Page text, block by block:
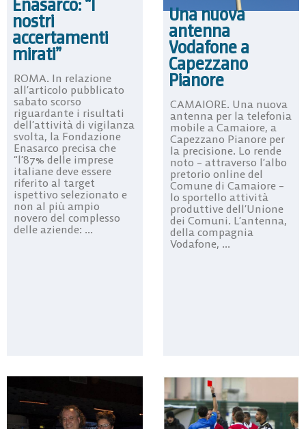
Enasarco: “I
nostri
accertamenti
mirati”
ROMA. In relazione
all’articolo pubblicato
sabato scorso
riguardante i risultati
dell’attività di vigilanza
svolta, la Fondazione
Enasarco precisa che
“l’87% delle imprese
italiane deve essere
riferito al target
ispettivo selezionato e
non al più ampio
novero del complesso
delle aziende: ...
Una nuova
antenna
Vodafone a
Capezzano
Pianore
CAMAIORE. Una nuova
antenna per la telefonia
mobile a Camaiore, a
Capezzano Pianore per
la precisione. Lo rende
noto – attraverso l’albo
pretorio online del
Comune di Camaiore –
lo sportello attività
produttive dell’Unione
dei Comuni. L’antenna,
della compagnia
Vodafone, ...